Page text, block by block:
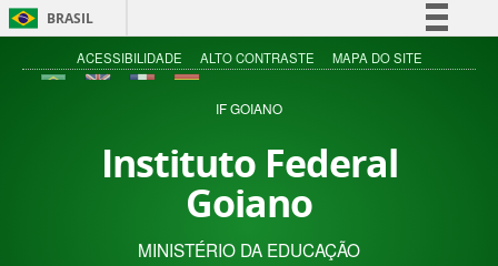
BRASIL
Simplifique!
Acesso à informação
ACESSIBILIDADE ALTO CONTRASTE MAPA DO SITE
IF GOIANO
Instituto Federal
Goiano
MINISTÉRIO DA EDUCAÇÃO